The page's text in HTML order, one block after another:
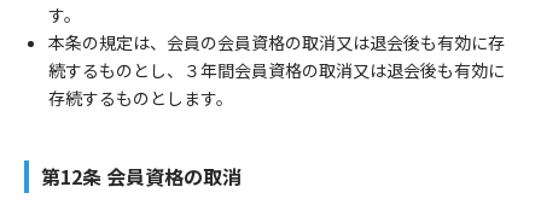
す。
本条の規定は、会員の会員資格の取消又は退会後も有効に存
続するものとし、３年間会員資格の取消又は退会後も有効に
存続するものとします。
第12条 会員資格の取消